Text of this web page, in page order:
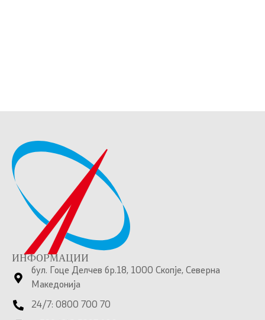
ИНФОРМАЦИИ
бул. Гоце Делчев бр.18, 1000 Скопје, Северна
Македонија
24/7: 0800 700 70